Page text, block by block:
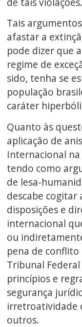
Tais
afastar a
pode dizer que
regime de
sido, tenha se
população
caráter
Quanto às
aplicação de
Internacional
tendo como
de lesa-
descabe cogitar
disposições e
internacional
ou
pena de conflito
Tribunal Federal
princípios e
segurança
irretroatividade
outros.